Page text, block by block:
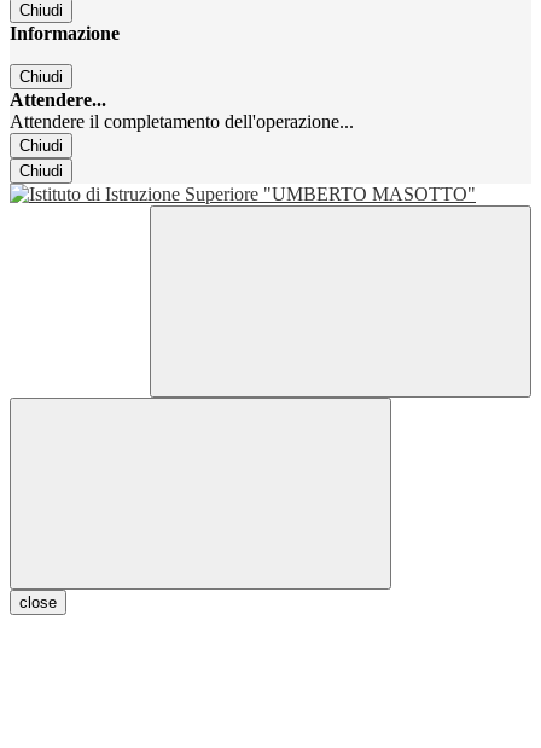
Chiudi
Informazione
Chiudi
Attendere...
Attendere il completamento dell'operazione...
Chiudi
Chiudi
close